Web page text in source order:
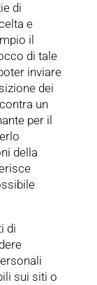
di
e
il
di tale
inviare
dei
un
per il
della
di
sui siti o